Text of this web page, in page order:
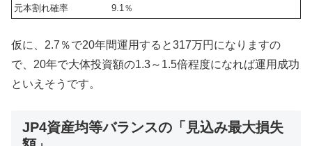
元本割れ確率
9.1％
仮に、2.7％で20年間運用すると317万円になりますの
で、20年で大体投資額の1.3～1.5倍程度になれば運用成功
といえそうです。
JP4資産均等バランスの「見込み最大損失